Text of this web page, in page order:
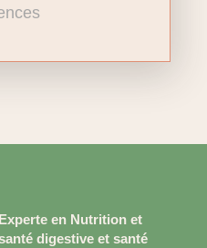
en Nutrition et
digestive et santé